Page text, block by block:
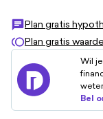
Plan gratis
Plan gratis
Wil
Bel